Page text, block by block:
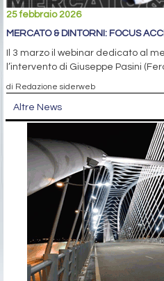
25 febbraio 2026
MERCATO & DINTORNI: FOCUS
Il 3 marzo il webinar dedicato al
l’intervento di Giuseppe Pasini
di Redazione siderweb
Altre News